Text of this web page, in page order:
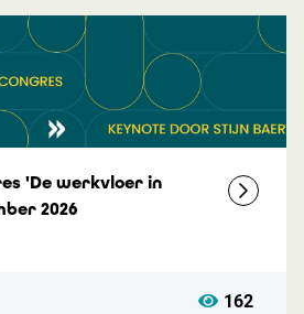
'De werkvloer in
2026
162